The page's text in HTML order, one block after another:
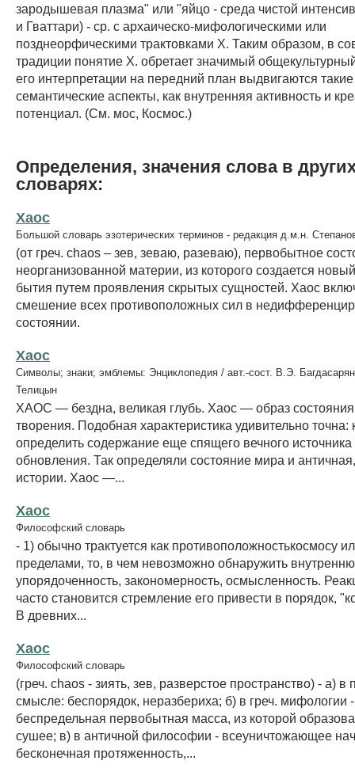
зародышевая плазма" или "яйцо - среда чистой
и Гваттари) - ср. с архаическо-мифологическими или
позднеорфическими трактовками X. Таким образом, в
традиции понятие X. обретает значимый
его интерпретации на передний план выдвигаются такие
семантические аспекты, как внутренняя активность и
потенциал. (См. мос, Космос.)
Определения, значения слова в
словарях:
Хаос
Большой словарь эзотерических терминов - редакция д.м.н.
(от греч. chaos – зев, зеваю, разеваю), первобытное
неорганизованной материи, из которого создается
бытия путем проявления скрытых сущностей. Xаос
смешение всех противоположных сил в
состоянии.
Хаос
Символы; знаки; эмблемы: Энциклопедия / авт.-сост. В.Э.
Телицын
ХАОС — бездна, великая глубь. Хаос — образ
творения. Подобная характеристика удивительно
определить содержание еще спящего вечного
обновления. Так определяли состояние мира и
истории. Хаос —...
Хаос
Философский словарь
- 1) обычно трактуется как противоположностькосмосу
пределами, то, в чем невозможно обнаружить
упорядоченность, закономерность, осмысленность.
часто становится стремление его привести в порядок,
В древних...
Хаос
Философский словарь
(греч. chaos - зиять, зев, разверстое пространство) - а) в
смысле: беспорядок, неразбериха; б) в греч. мифологии -
беспредельная первобытная масса, из которой
сушее; в) в античной философии - всеуничтожающее
бесконечная протяженность,...